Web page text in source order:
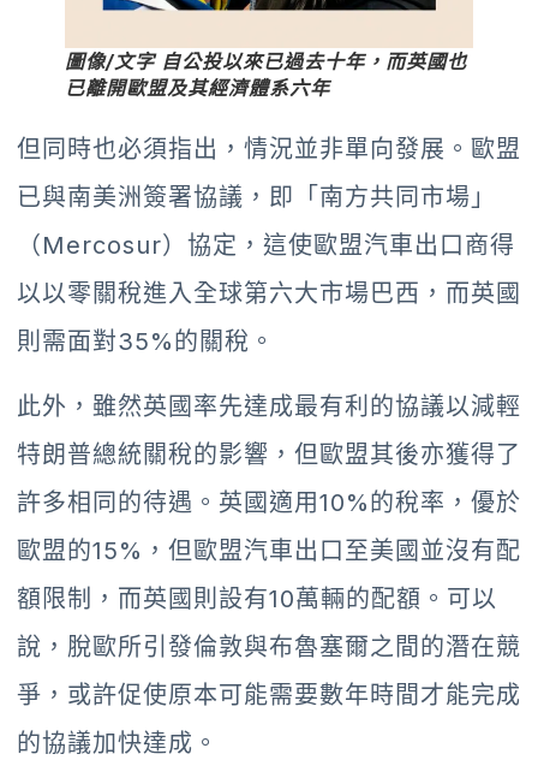
圖像/文字 自公投以來已過去十年，而英國也
已離開歐盟及其經濟體系六年
但同時也必須指出，情況並非單向發展。歐盟
已與南美洲簽署協議，即「南方共同市場」
（Mercosur）協定，這使歐盟汽車出口商得
以以零關稅進入全球第六大市場巴西，而英國
則需面對35%的關稅。
此外，雖然英國率先達成最有利的協議以減輕
特朗普總統關稅的影響，但歐盟其後亦獲得了
許多相同的待遇。英國適用10%的稅率，優於
歐盟的15%，但歐盟汽車出口至美國並沒有配
額限制，而英國則設有10萬輛的配額。可以
說，脫歐所引發倫敦與布魯塞爾之間的潛在競
爭，或許促使原本可能需要數年時間才能完成
的協議加快達成。